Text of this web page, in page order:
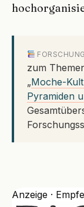
zum
„Moche-
Pyramiden
Anzeige ·